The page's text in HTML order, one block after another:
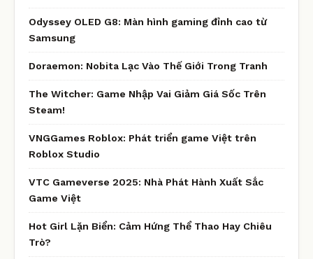
Odyssey OLED G8: Màn hình gaming đỉnh cao từ
Samsung
Doraemon: Nobita Lạc Vào Thế Giới Trong Tranh
The Witcher: Game Nhập Vai Giảm Giá Sốc Trên
Steam!
VNGGames Roblox: Phát triển game Việt trên
Roblox Studio
VTC Gameverse 2025: Nhà Phát Hành Xuất Sắc
Game Việt
Hot Girl Lặn Biển: Cảm Hứng Thể Thao Hay Chiêu
Trò?